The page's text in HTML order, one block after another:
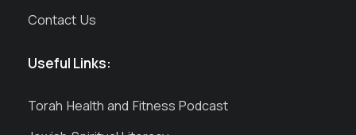
Contact Us
Useful Links:
Torah Health and Fitness Podcast